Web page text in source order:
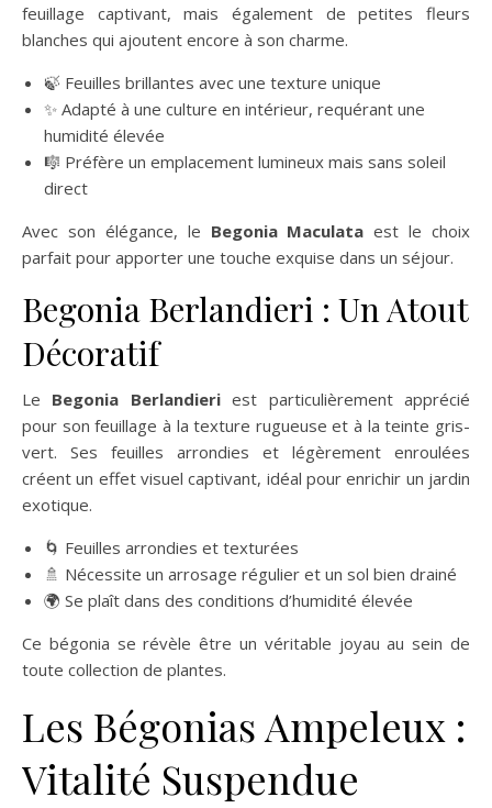
feuillage captivant, mais également de petites fleurs
blanches qui ajoutent encore à son charme.
🍃 Feuilles brillantes avec une texture unique
✨ Adapté à une culture en intérieur, requérant une
humidité élevée
🎼 Préfère un emplacement lumineux mais sans soleil
direct
Avec son élégance, le Begonia Maculata est le choix
parfait pour apporter une touche exquise dans un séjour.
Begonia Berlandieri : Un Atout
Décoratif
Le Begonia Berlandieriest particulièrement apprécié
pour son feuillage à la texture rugueuse et à la teinte gris-
vert. Ses feuilles arrondies et légèrement enroulées
créent un effet visuel captivant, idéal pour enrichir un jardin
exotique.
🌀 Feuilles arrondies et texturées
🚿 Nécessite un arrosage régulier et un sol bien drainé
🌍 Se plaît dans des conditions d’humidité élevée
Ce bégonia se révèle être un véritable joyau au sein de
toute collection de plantes.
Les Bégonias Ampeleux :
Vitalité Suspendue